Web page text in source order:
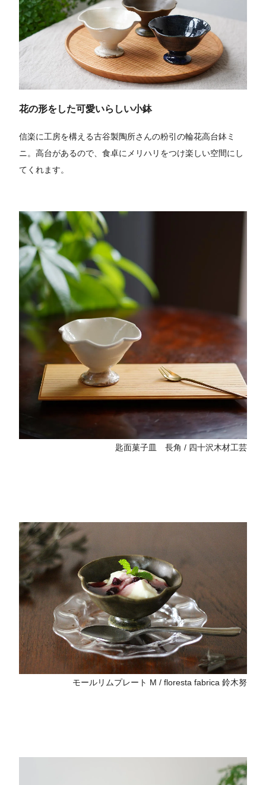
花の形をした可愛いらしい小鉢
信楽に工房を構える古谷製陶所さんの粉引の輪花高台鉢ミ
ニ。高台があるので、食卓にメリハリをつけ楽しい空間にし
てくれます。
匙面菓子皿 長角 / 四十沢木材工芸
モールリムプレート M / floresta fabrica 鈴木努